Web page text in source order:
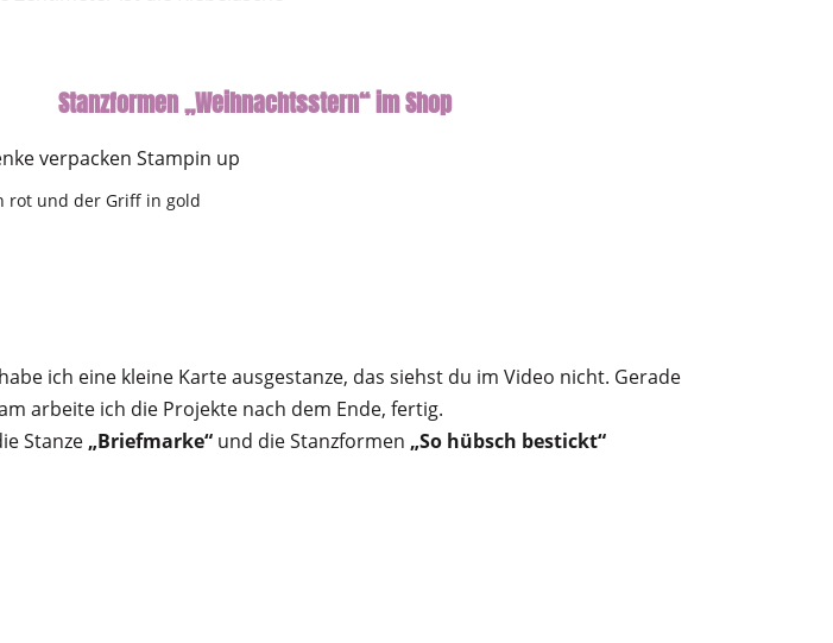
Stanzformen „Weihnachtsstern“ im Shop
rot und der Griff in gold
ich eine kleine Karte ausgestanze, das siehst du im Video nicht. Gerade
arbeite ich die Projekte nach dem Ende, fertig.
Stanze„Briefmarke“ und die Stanzformen „So hübsch bestickt“